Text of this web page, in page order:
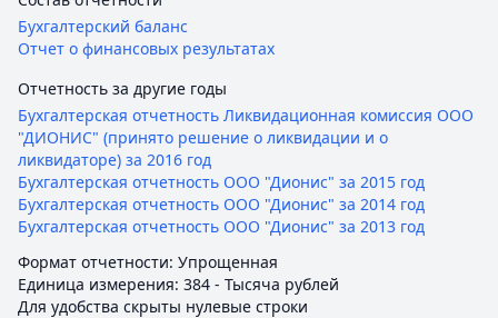
Бухгалтерский баланс
Отчет о финансовых результатах
Отчетность за другие годы
Бухгалтерская отчетность Ликвидационная комиссия ООО
"ДИОНИС" (принято решение о ликвидации и о
ликвидаторе) за 2016 год
Бухгалтерская отчетность ООО "Дионис" за 2015 год
Бухгалтерская отчетность ООО "Дионис" за 2014 год
Бухгалтерская отчетность ООО "Дионис" за 2013 год
Формат отчетности: Упрощенная
Единица измерения: 384 - Тысяча рублей
Для удобства скрыты нулевые строки